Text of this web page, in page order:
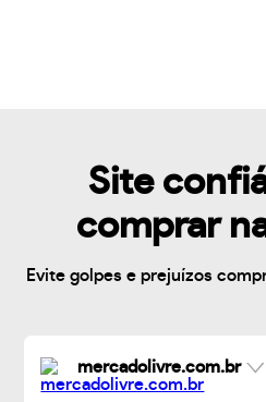
Site
comprar
Evite golpes e prejuízos
mercadolivre.com.br